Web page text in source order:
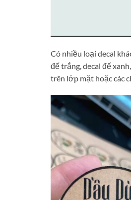
Có nhiều loại decal
đế trắng, decal đế
trên lớp mặt hoặc các